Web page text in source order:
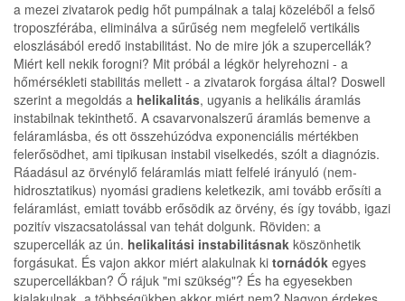
a mezei zivatarok pedig hőt pumpálnak a talaj közeléből a felső
troposzférába, eliminálva a sűrűség nem megfelelő vertikális
eloszlásából eredő instabilitást. No de mire jók a szupercellák?
Miért kell nekik forogni? Mit próbál a légkör helyrehozni - a
hőmérsékleti stabilitás mellett - a zivatarok forgása által? Doswell
szerint a megoldás a helikalitás, ugyanis a helikális áramlás
instabilnak tekinthető. A csavarvonalszerű áramlás bemenve a
feláramlásba, és ott összehúzódva exponenciális mértékben
felerősödhet, ami tipikusan instabil viselkedés, szólt a diagnózis.
Ráadásul az örvénylő feláramlás miatt felfelé irányuló (nem-
hidrosztatikus) nyomási gradiens keletkezik, ami tovább erősíti a
feláramlást, emiatt tovább erősödik az örvény, és így tovább, igazi
pozitív viszacsatolással van tehát dolgunk. Röviden: a
szupercellák az ún. helikalitási instabilitásnak köszönhetik
forgásukat. És vajon akkor miért alakulnak ki tornádók egyes
szupercellákban? Ő rájuk "mi szükség"? És ha egyesekben